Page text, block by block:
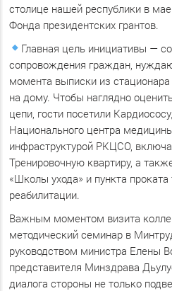
столице нашей республики в
Фонда президентских грантов.
Главная цель инициативы —
сопровождения граждан,
момента выписки из
на дому. Чтобы наглядно
цепи, гости посетили
Национального центра
инфраструктурой РКЦСО,
Тренировочную квартиру, а
«Школы ухода» и пункта проката
реабилитации.
Важным моментом визита
методический семинар в
руководством министра Елены
представителя Минздрава
диалога стороны не только